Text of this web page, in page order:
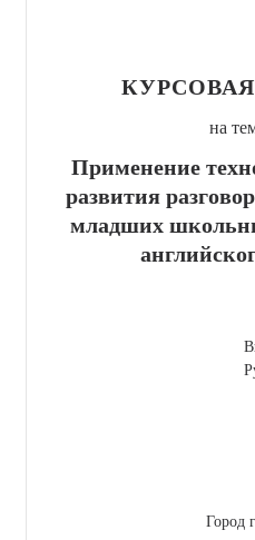
на
Применение
развития
младших
Город